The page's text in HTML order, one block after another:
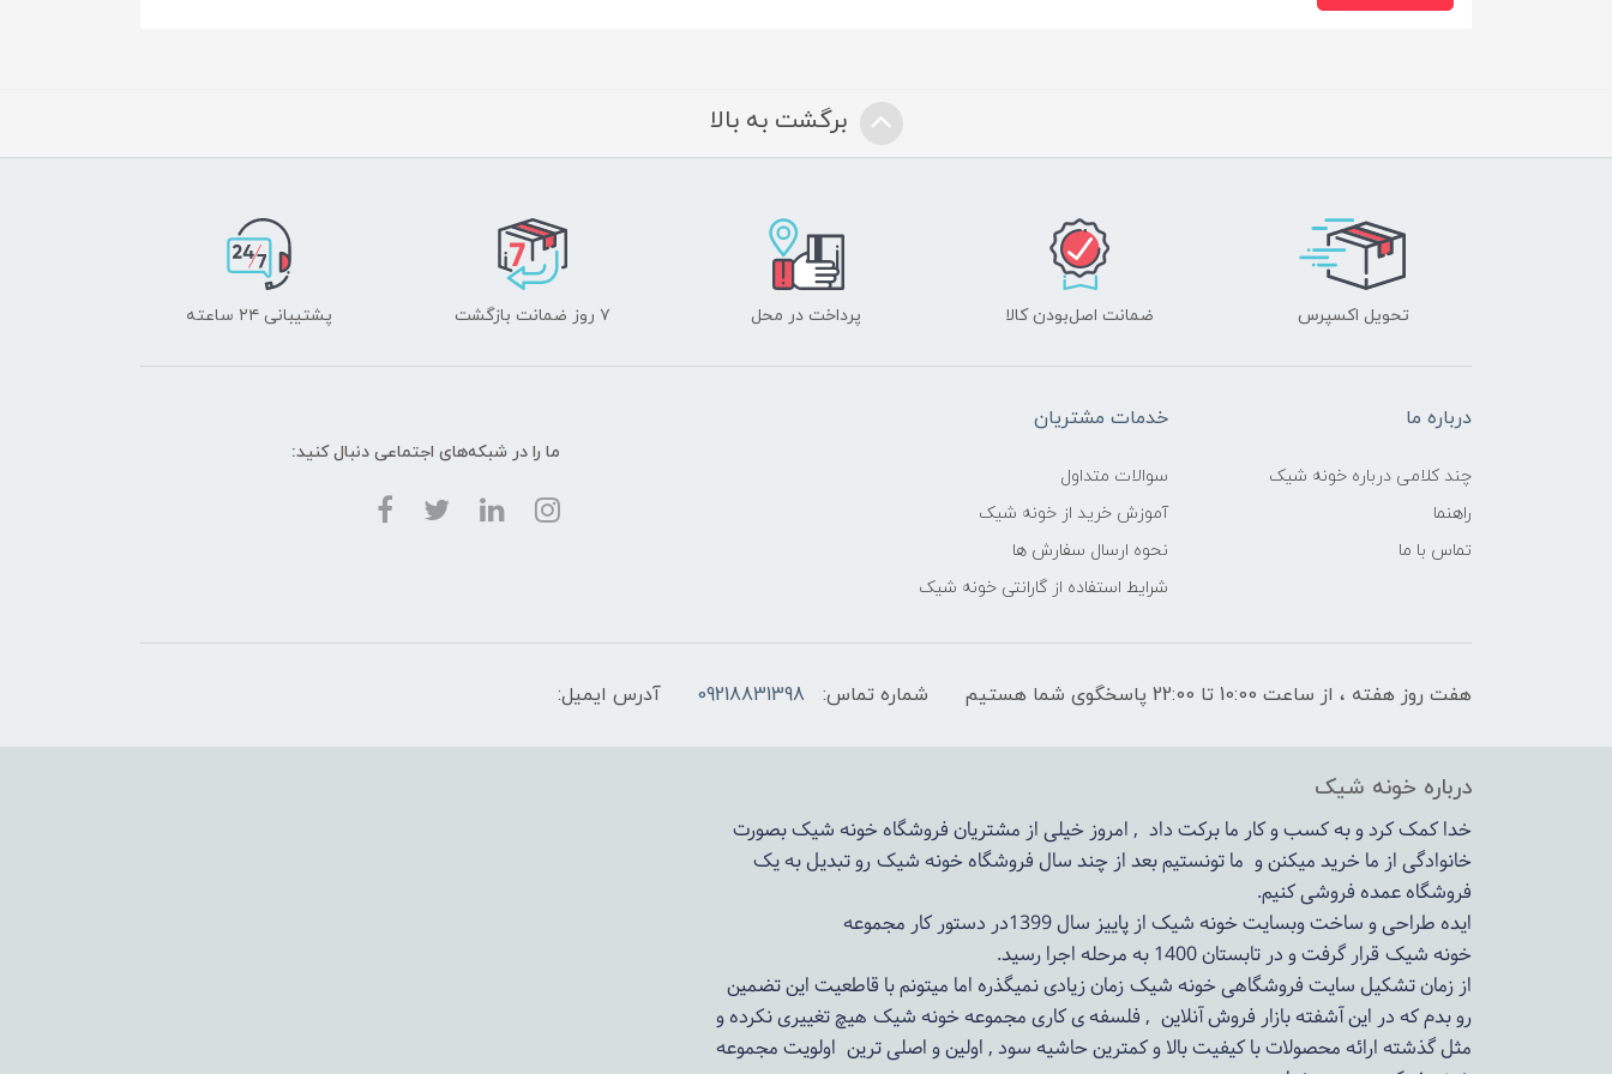
برگشت به بالا
تحویل اکسپرس ضمانت اصل‌بودن کالا پرداخت در محل ۷ روز ضمانت بازگشت پشتیبانی ۲۴ ساعته
درباره ما
چند کلامی درباره خونه شیک
راهنما
تماس با ما
خدمات مشتریان
سوالات متداول
آموزش خرید از خونه شیک
نحوه ارسال سفارش ها
شرایط استفاده از گارانتی خونه شیک
ما را در شبکه‌های اجتماعی دنبال کنید:
هفت روز هفته ، از ساعت 10:00 تا 22:00 پاسخگوی شما هستیم شماره تماس: 09218831398 آدرس ایمیل:
درباره خونه شیک
خدا کمک کرد و به کسب و کار ما برکت داد , امروز خیلی از مشتریان فروشگاه خونه شیک بصورت
خانوادگی از ما خرید میکنن و ما تونستیم بعد از چند سال فروشگاهخونه شیکرو تبدیل به یک
فروشگاه عمده فروشی کنیم.
ایده طراحی و ساخت وبسایت خونه شیک از پاییز سال 1399در دستور کار مجموعه
خونه شیک قرار گرفت و در تابستان 1400 به مرحله اجرا رسید.
از زمان تشکیل سایت فروشگاهیخونه شیکزمان زیادی نمیگذره اما میتونم با قاطعیت این تضمین
رو بدم که در این آشفته بازار فروش آنلاین , فلسفه ی کاری مجموعهخونه شیک هیچ تغییری نکرده و
مثل گذشته ارائه محصولات با کیفیت بالا و کمترین حاشیه سود , اولین و اصلی ترین اولویت مجموعه